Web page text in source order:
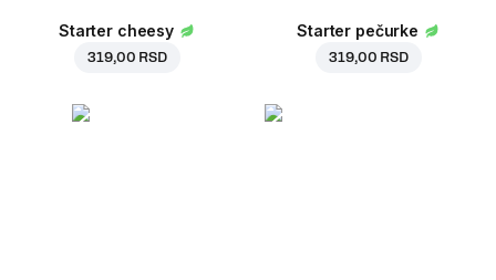
Starter cheesy
319,00 RSD
Starter pečurke
319,00 RSD